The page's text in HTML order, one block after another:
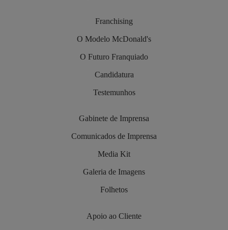
Franchising
O Modelo McDonald's
O Futuro Franquiado
Candidatura
Testemunhos
Gabinete de Imprensa
Comunicados de Imprensa
Media Kit
Galeria de Imagens
Folhetos
Apoio ao Cliente